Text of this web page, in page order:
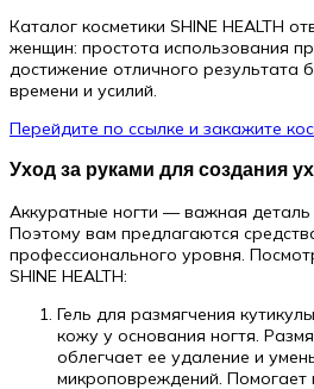
Каталог косметики SHINE HEALTH
женщин: простота использования
достижение отличного результата
времени и усилий.
Перейдите по ссылке и закажите
Уход за руками для создания
Аккуратные ногти — важная деталь
Поэтому вам предлагаются
профессионального уровня.
SHINE HEALTH:
Гель для размягчения
кожу у основания ногтя.
облегчает ее удаление и
микроповреждений. Помогает